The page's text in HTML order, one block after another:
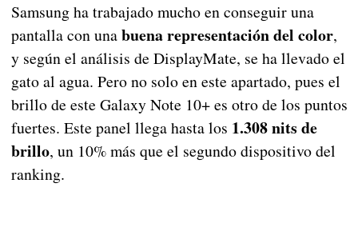
Samsung ha trabajado mucho en conseguir una
pantalla con unabuena representación del color,
y según el análisis de DisplayMate, se ha llevado el
gato al agua. Pero no solo en este apartado, pues el
brillo de este Galaxy Note 10+ es otro de los puntos
fuertes. Este panel llega hasta los 1.308 nits de
brillo, un 10% más que el segundo dispositivo del
ranking.